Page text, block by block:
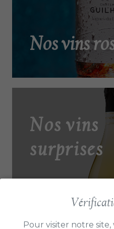
Nos vins
L’une de nos
est un véritable
Nos vins
surprises
Pour visiter notre